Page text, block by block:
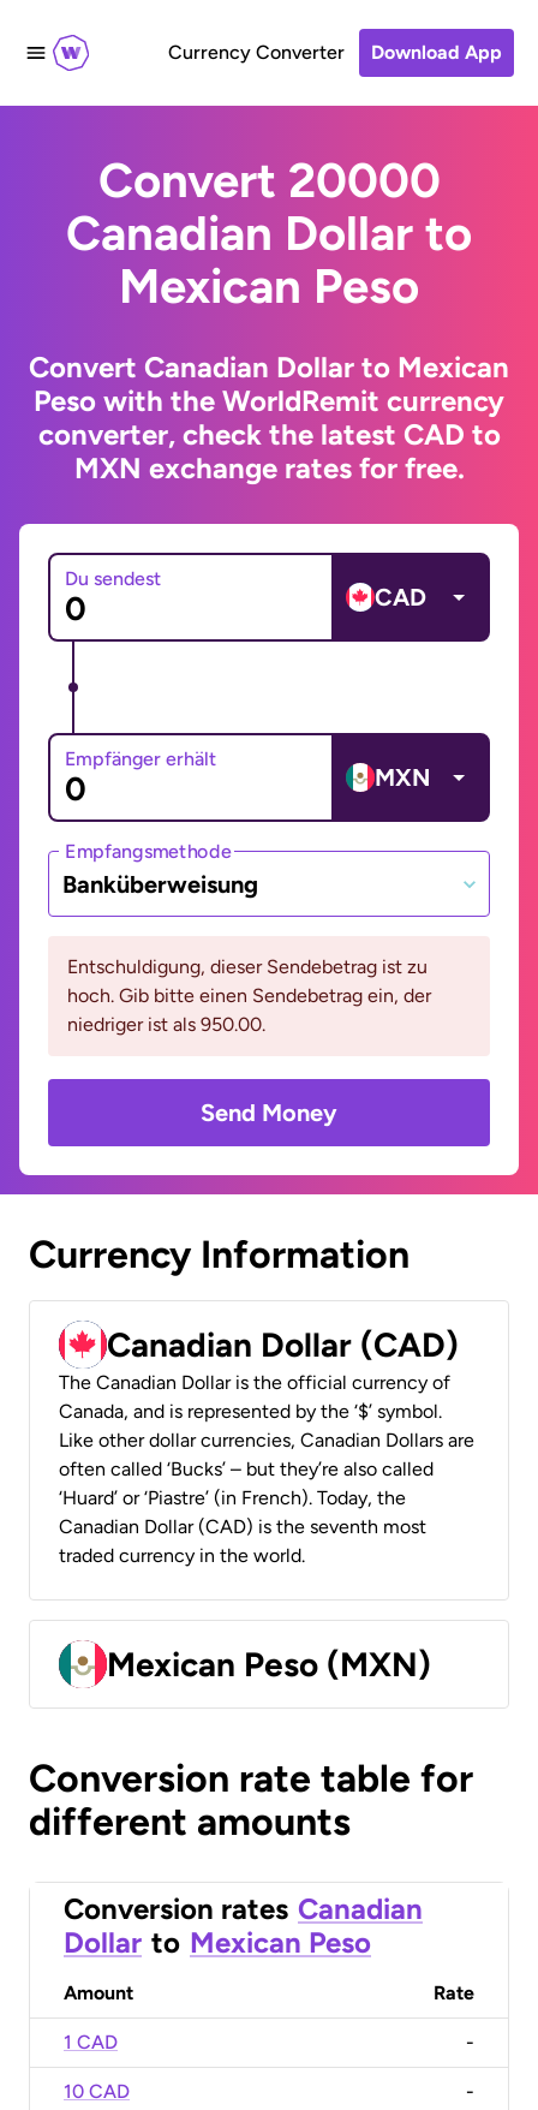
Currency Converter Download App
Convert 20000
Canadian Dollar to
Mexican Peso
Convert Canadian Dollar to Mexican
Peso with the WorldRemit currency
converter, check the latest CAD to
MXN exchange rates for free.
Du sendest
CAD
Empfänger erhält
MXN
Empfangsmethode
Banküberweisung
Entschuldigung, dieser Sendebetrag ist zu
hoch. Gib bitte einen Sendebetrag ein, der
niedriger ist als 950.00.
Send Money
Currency Information
Canadian Dollar (CAD)
The Canadian Dollar is the official currency of
Canada, and is represented by the ‘$’ symbol.
Like other dollar currencies, Canadian Dollars are
often called ‘Bucks’ – but they’re also called
‘Huard’ or ‘Piastre’ (in French). Today, the
Canadian Dollar (CAD) is the seventh most
traded currency in the world.
Mexican Peso (MXN)
Conversion rate table for
different amounts
Conversion rates Canadian
Dollar to Mexican Peso
Amount Rate
1 CAD -
10 CAD -